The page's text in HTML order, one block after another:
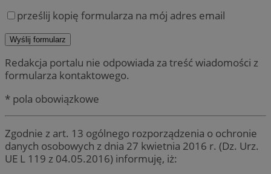
prześlij kopię formularza na mój adres email
Redakcja portalu nie odpowiada za treść wiadomości z
formularza kontaktowego.
* pola obowiązkowe
Zgodnie z art. 13 ogólnego rozporządzenia o ochronie
danych osobowych z dnia 27 kwietnia 2016 r. (Dz. Urz.
UE L 119 z 04.05.2016) informuję, iż: